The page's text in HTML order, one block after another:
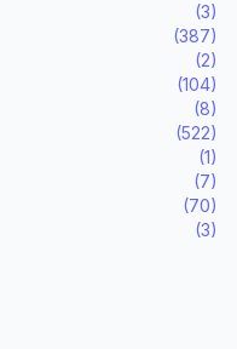
(3)
(387)
(2)
(104)
(8)
(522)
(1)
(7)
(70)
(3)